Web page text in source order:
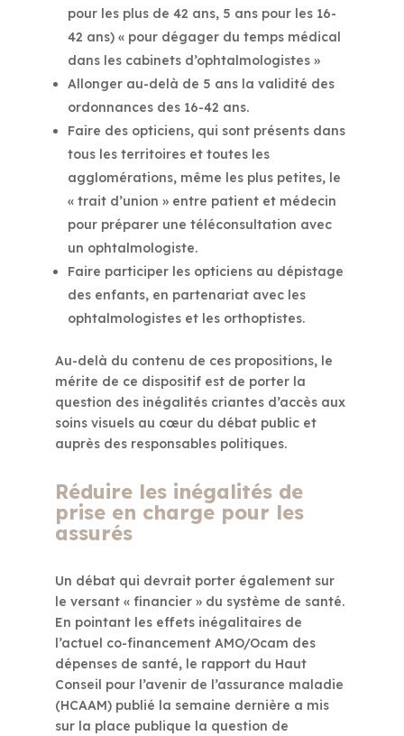
pour les plus de 42 ans, 5 ans pour les 16-
42 ans) « pour dégager du temps médical
dans les cabinets d’ophtalmologistes »
Allonger au-delà de 5 ans la validité des
ordonnances des 16-42 ans.
Faire des opticiens, qui sont présents dans
tous les territoires et toutes les
agglomérations, même les plus petites, le
« trait d’union » entre patient et médecin
pour préparer une téléconsultation avec
un ophtalmologiste.
Faire participer les opticiens au dépistage
des enfants, en partenariat avec les
ophtalmologistes et les orthoptistes.
Au-delà du contenu de ces propositions, le
mérite de ce dispositif est de porter la
question des inégalités criantes d’accès aux
soins visuels au cœur du débat public et
auprès des responsables politiques.
Réduire les inégalités de
prise en charge pour les
assurés
Un débat qui devrait porter également sur
le versant « financier » du système de santé.
En pointant les effets inégalitaires de
l’actuel co-financement AMO/Ocam des
dépenses de santé, le rapport du Haut
Conseil pour l’avenir de l’assurance maladie
(HCAAM) publié la semaine dernière a mis
sur la place publique la question de